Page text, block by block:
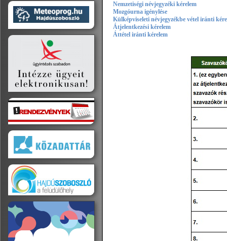
Nemzetiségi névjegyzéki kérelem
Mozgóurna igénylése
Külképviseleti névjegyzékbe vétel iránti
Átjelentkezési kérelem
Áttétel iránti kérelem